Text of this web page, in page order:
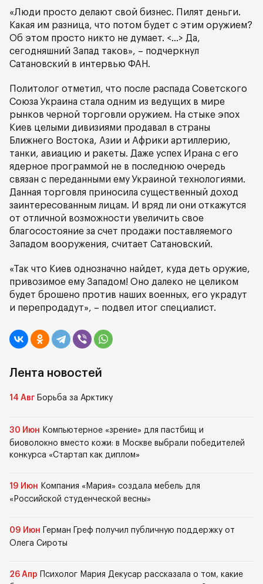
«Люди просто делают свой бизнес. Пилят деньги.
Какая им разница, что потом будет с этим оружием?
Об этом просто никто не думает. <…> Да,
сегодняшний Запад таков», – подчеркнул
Сатановский в интервью ФАН.
Политолог отметил, что после распада Советского
Союза Украина стала одним из ведущих в мире
рынков черной торговли оружием. На стыке эпох
Киев целыми дивизиями продавал в страны
Ближнего Востока, Азии и Африки артиллерию,
танки, авиацию и ракеты. Даже успех Ирана с его
ядерное программой не в последнюю очередь
связан с переданными ему Украиной технологиями.
Данная торговля приносила существенный доход
заинтересованным лицам. И вряд ли они откажутся
от отличной возможности увеличить свое
благосостояние за счет продажи поставляемого
Западом вооружения, считает Сатановский.
«Так что Киев однозначно найдет, куда деть оружие,
привозимое ему Западом! Оно далеко не целиком
будет брошено против наших военных, его украдут
и перепродадут», – подвел итог специалист.
Лента новостей
14 Авг Борьба за Арктику
30 Июн Компьютерное «зрение» для пастбищ и
биоволокно вместо кожи: в Москве выбрали победителей
конкурса «Стартап как диплом»
19 Июн Компания «Мария» создала мебель для
«Российской студенческой весны»
09 Июн
Герман Греф получил публичную поддержку от
Олега Сироты
26 Апр
Психолог Мария Декусар рассказала о том, какие